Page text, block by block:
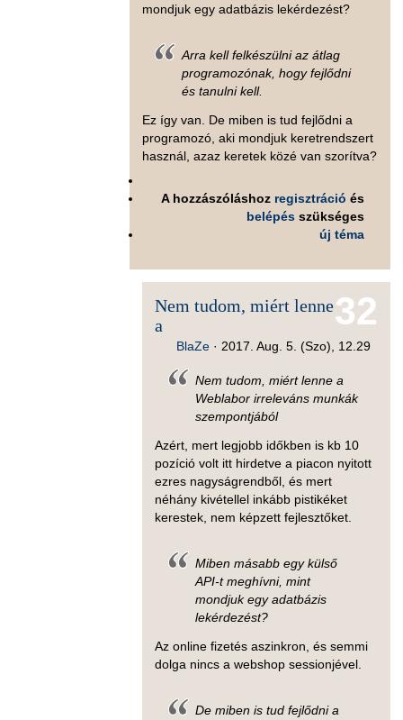
mondjuk egy adatbázis lekérdezést?
Arra kell felkészülni az átlag
programozónak, hogy fejlődni
és tanulni kell.
Ez így van. De miben is tud fejlődni a
programozó, aki mondjuk keretrendszert
használ, azaz keretek közé van szorítva?
A hozzászóláshoz regisztráció és
belépés szükséges
új téma
32
Nem tudom, miért lenne
a
BlaZe · 2017. Aug. 5. (Szo), 12.29
Nem tudom, miért lenne a
Weblabor irreleváns munkák
szempontjából
Azért, mert legjobb időkben is kb 10
pozíció volt itt hirdetve a piacon nyitott
ezres nagyságrendből, és mert
néhány kivétellel inkább pistikéket
kerestek, nem képzett fejlesztőket.
Miben másabb egy külső
API-t meghívni, mint
mondjuk egy adatbázis
lekérdezést?
Az online fizetés aszinkron, és semmi
dolga nincs a webshop sessionjével.
De miben is tud fejlődni a